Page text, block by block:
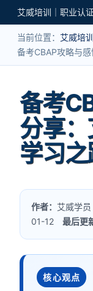
当前位置： 艾威培训
备考CBAP攻略与
备考
分享
学习之
作者： 艾威学
01-12最后更
核心观点